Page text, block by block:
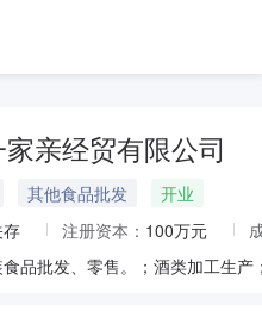
亲经贸有限公司
其他食品批发
开业
注册资本： 100万元